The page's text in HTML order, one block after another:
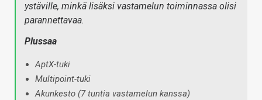
ystäville, minkä lisäksi vastamelun toiminnassa olisi
parannettavaa.
Plussaa
AptX-tuki
Multipoint-tuki
Akunkesto (7 tuntia vastamelun kanssa)